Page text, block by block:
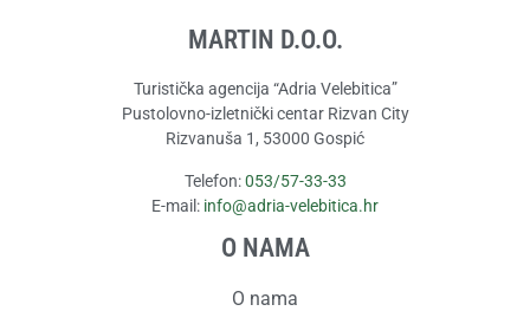
MARTIN D.O.O.
Turistička agencija “Adria Velebitica”
Pustolovno-izletnički centar Rizvan City
Rizvanuša 1, 53000 Gospić
Telefon:053/57-33-33
E-mail: info@adria-velebitica.hr
O NAMA
O nama